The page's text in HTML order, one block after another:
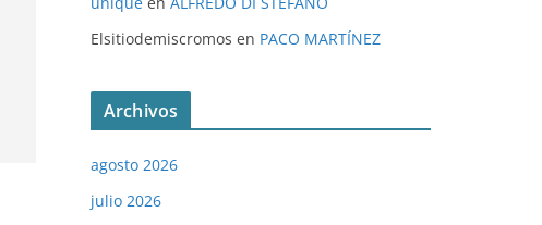
Elsitiodemiscromos en PACO MARTÍNEZ
Archivos
agosto 2026
julio 2026